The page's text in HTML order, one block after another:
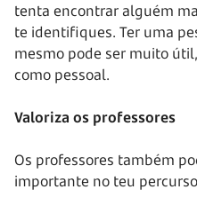
tenta encontrar alguém
te identifiques. Ter uma
mesmo pode ser muito
como pessoal.
Valoriza os professores
Os professores também
importante no teu